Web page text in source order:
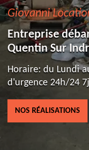
Giovanni
Entreprise
Quentin Sur
Horaire: du Lundi
d'urgence 24h/24
NOS RÉALISATIONS